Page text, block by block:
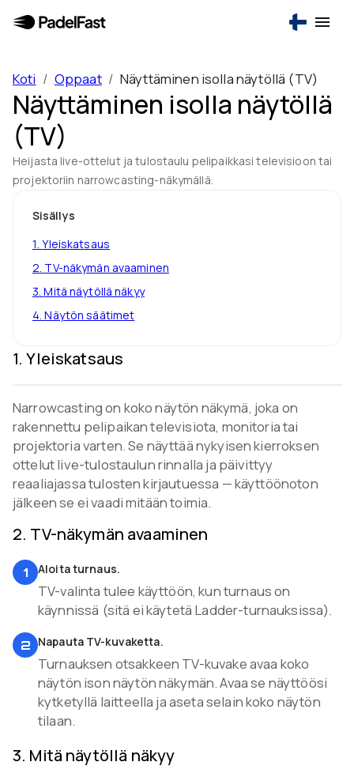
Koti / Oppaat / Näyttäminen isolla näytöllä (TV)
Näyttäminen isolla näytöllä
(TV)
Heijasta live-ottelut ja tulostaulu pelipaikkasi televisioon tai
projektoriin narrowcasting-näkymällä.
Sisällys
1.Yleiskatsaus
2. TV-näkymän avaaminen
3.Mitä näytöllä näkyy
4.Näytön säätimet
1.Yleiskatsaus
Narrowcasting on koko näytön näkymä, joka on
rakennettu pelipaikan televisiota, monitoria tai
projektoria varten. Se näyttää nykyisen kierroksen
ottelut live-tulostaulun rinnalla ja päivittyy
reaaliajassa tulosten kirjautuessa — käyttöönoton
jälkeen se ei vaadi mitään toimia.
2. TV-näkymän avaaminen
1 Aloita turnaus.
TV-valinta tulee käyttöön, kun turnaus on
käynnissä (sitä ei käytetä Ladder-turnauksissa).
2 Napauta TV-kuvaketta.
Turnauksen otsakkeen TV-kuvake avaa koko
näytön ison näytön näkymän. Avaa se näyttöösi
kytketyllä laitteella ja aseta selain koko näytön
tilaan.
3. Mitä näytöllä näkyy